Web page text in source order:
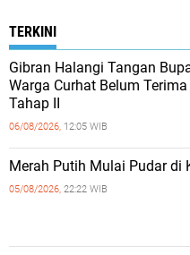
TERKINI
Gibran Halangi Tangan
Warga Curhat Belum
Tahap II
06/08/2026, 12:05 WIB
Merah Putih Mulai Pudar di
05/08/2026, 22:22 WIB